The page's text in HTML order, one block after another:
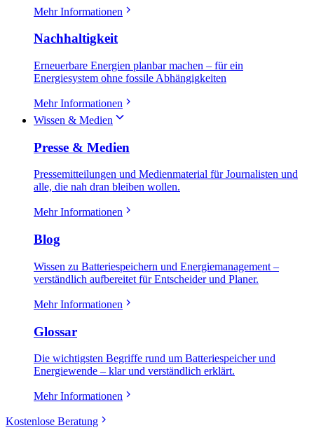
Mehr Informationen
Nachhaltigkeit
Erneuerbare Energien planbar machen – für ein
Energiesystem ohne fossile Abhängigkeiten
Mehr Informationen
Wissen & Medien
Presse & Medien
Pressemitteilungen und Medienmaterial für Journalisten und
alle, die nah dran bleiben wollen.
Mehr Informationen
Blog
Wissen zu Batteriespeichern und Energiemanagement –
verständlich aufbereitet für Entscheider und Planer.
Mehr Informationen
Glossar
Die wichtigsten Begriffe rund um Batteriespeicher und
Energiewende – klar und verständlich erklärt.
Mehr Informationen
Kostenlose Beratung